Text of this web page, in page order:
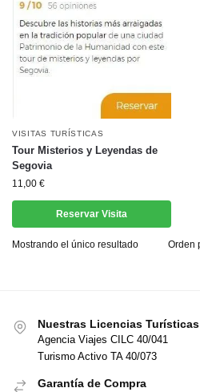
VISITAS TURÍSTICAS
Tour Misterios y Leyendas de
Segovia
11,00 €
Reservar Visita
Mostrando el único resultado
Nuestras Licencias Turísticas
Agencia Viajes CILC 40/041
Turismo Activo TA 40/073
Garantía de Compra